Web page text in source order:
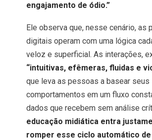
engajamento de ódio.”
Ele observa que, nesse cenário, as
digitais operam com uma lógica
veloz e superficial. As interações,
“intuitivas, efêmeras, fluidas e
que leva as pessoas a basear seus
comportamentos em um fluxo
dados que recebem sem análise
educação midiática entra
romper esse ciclo automático